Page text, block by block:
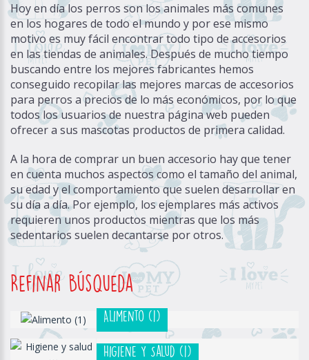
Hoy en día los perros son los animales más comunes
en los hogares de todo el mundo y por ese mismo
motivo es muy fácil encontrar todo tipo de accesorios
en las tiendas de animales. Después de mucho tiempo
buscando entre los mejores fabricantes hemos
conseguido recopilar las mejores marcas de accesorios
para perros a precios de lo más económicos, por lo que
todos los usuarios de nuestra página web pueden
ofrecer a sus mascotas productos de primera calidad.
A la hora de comprar un buen accesorio hay que tener
en cuenta muchos aspectos como el tamaño del animal,
su edad y el comportamiento que suelen desarrollar en
su día a día. Por ejemplo, los ejemplares más activos
requieren unos productos mientras que los más
sedentarios suelen decantarse por otros.
Refinar Búsqueda
Alimento (1)
Higiene Y Salud (1)